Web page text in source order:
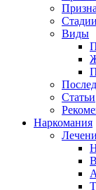
Стадии
Виды
Статьи
Наркомания